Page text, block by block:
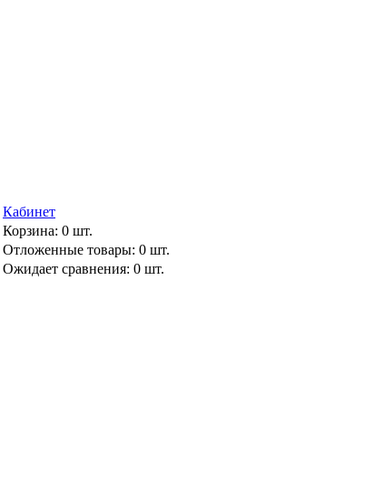
Кабинет
Корзина: 0 шт.
Отложенные товары: 0 шт.
Ожидает сравнения: 0 шт.